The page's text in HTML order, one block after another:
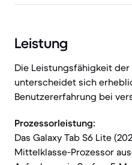
Leistung
Die Leistungsfähigkeit
unterscheidet sich
Benutzererfahrung bei
Prozessorleistung:
Das Galaxy Tab S6 Lite
Mittelklasse-Prozessor